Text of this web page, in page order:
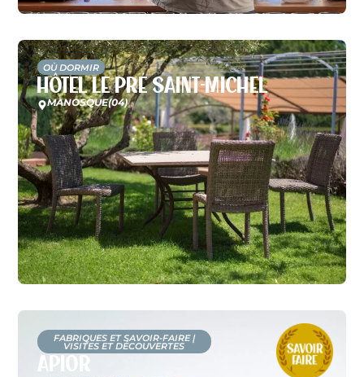
OÙ DORMIR
Hôtel Le Pré Saint-Michel
MANOSQUE(04)
FABRIQUES ET SAVOIR-FAIRE|
VISITES ET DÉCOUVERTES
Apior